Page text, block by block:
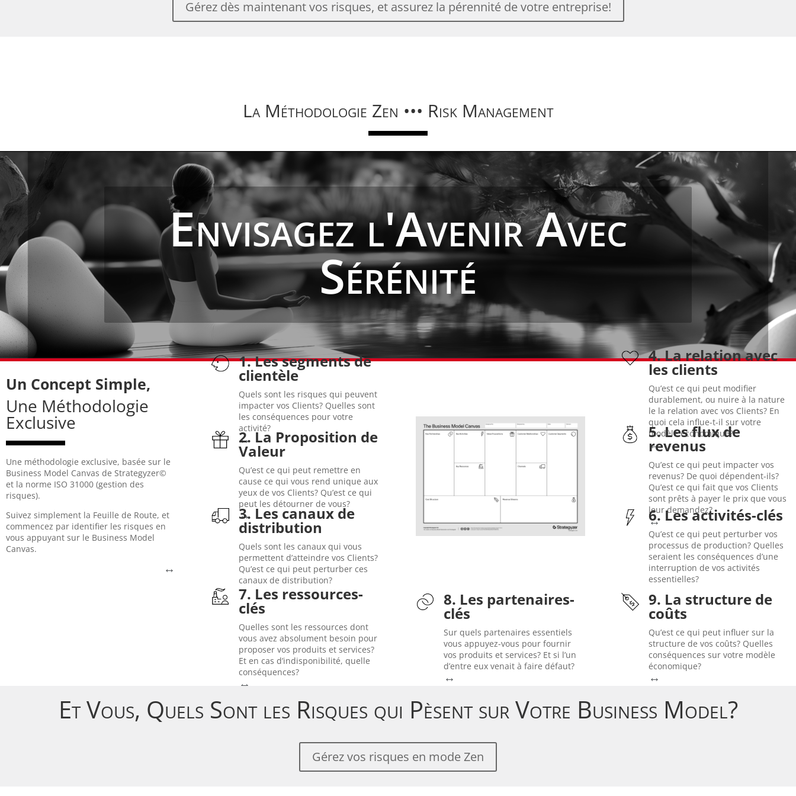
Gérez dès maintenant vos risques, et assurez la pérennité de votre entreprise!
La Méthodologie Zen ••• Risk Management
Envisagez l'Avenir Avec
Sérénité
Un Concept Simple,
Une Méthodologie
Exclusive
Une méthodologie exclusive, basée sur le
Business Model Canvas de Strategyzer©
et la norme ISO 31000 (gestion des
risques).
Suivez simplement la Feuille de Route, et
commencez par identifier les risques en
vous appuyant sur le Business Model
Canvas.
↔
Canvas
Au cœur de la méthode: le Business
Le Business Model Canvas, c’est la
représentation graphique du modèle
économique de l’entreprise, divisé en 9
modèle de gestion des risques: qu’est
ce qui peut impacter nos segments de
clientèle (bloc 1)? Que se passerait-il si
un fournisseur critique nous faisait
défaut (bloc 8)?
1. Les segments de
clientèle
Quels sont les risques qui peuvent
impacter vos Clients? Quelles sont
les conséquences pour votre
activité?
↔
En 2021, la pénurie mondiale de
semi-conducteurs affecte
Arcelor-Mittal, qui pourtant n’est
pas directement concernée.
Mais, exposée à hauteur de 20-
30% au secteur automobile, elle
subit une baisse importante des
commandes d’acier de leur part.
2. La Proposition de
Valeur
Qu’est ce qui peut remettre en
cause ce qui vous rend unique aux
yeux de vos Clients? Qu’est ce qui
peut les détourner de vous?
↔
Netflix, Uber, Spotify, Nespresso,
… les exemples sont légions de
ces sociétés qui ont bousculé la
proposition de valeur des
entreprises traditionnelles.
Alors, qui sera le prochain Uber
de votre secteur d’activité?
3. Les canaux de
distribution
Quels sont les canaux qui vous
permettent d’atteindre vos Clients?
Qu’est ce qui peut perturber ces
canaux de distribution?
↔Crocs s’était fortement
développé au Japon via un
distributeur tiers. En 2007, le
distributeur japonais a connu
des problèmes financiers et
logistiques importants, ce qui a
entraîné une chute brutale des
ventes dans la région.
4. La relation avec
les clients
Qu’est ce qui peut modifier
durablement, ou nuire à la nature
le la relation avec vos Clients? En
quoi cela influe-t-il sur votre
modèle économique?
↔
EasyJet a réinventé la relation
passagers: de service haut-de-
gamme personnalisé à un quasi
self-service (billeterie en ligne,
enregistrement en ligne, dépôt
des bagages aux bornes…). Avec
à la clé des prix bien plus
avantageux…
5. Les flux de
revenus
Qu’est ce qui peut impacter vos
revenus? De quoi dépendent-ils?
Qu’est ce qui fait que vos Clients
sont prêts à payer le prix que vous
leur demandez?
↔Dans les années 1990–2000,
WinZip était un utilitaire payant
incontournable pour compresser
des fichiers. Dès 2001, Microsoft
a intégré gratuitement cette
fonctionnalité dans Windows. Le
marché de WinZip s’est effondré,
ses revenus réduits à néant
6. Les activités-clés
Qu’est ce qui peut perturber vos
processus de production? Quelles
seraient les conséquences d’une
interruption de vos activités
essentielles?
exceptionnelles affectent la
région de Valence, en Espagne.
Les opérations de nombreuses
entreprises sont interrompues,
ou tout au moins gravement
perturbées. Certaines ne s’en
relèveront pas.
7. Les ressources-
clés
Quelles sont les ressources dont
vous avez absolument besoin pour
proposer vos produits et services?
Et en cas d’indisponibilité, quelle
conséquences?
↔
En 2010, le volcan islandais
Eyjafjallajökull entre en éruption
et perturbe le transport aérien
pendant plusieurs semaines…
privant des entreprises de
certains de leurs employés-clés,
retenus à l’étranger 8. Les partenaires-
clés
Sur quels partenaires essentiels
vous appuyez-vous pour fournir
vos produits et services? Et si l’un
d’entre eux venait à faire défaut?
↔
En 2009, General Motors se voit
contraint de racheter un de ses
fournisseurs critiques de pièces
détachées, en procédure de
faillite (U.S. Chapter 11) depuis…
2005!
9. La structure de
coûts
Qu’est ce qui peut influer sur la
structure de vos coûts? Quelles
conséquences sur votre modèle
économique?
↔En 2022, le déclenchement de la
guerre en Ukraine font craindre
un blackout généralisé en
Europe. Les prix de l’énergie
s’envolent, les coûts pour les
entreprises consommatrices
également… toutes choses
égales par ailleurs!
Et Vous, Quels Sont les Risques qui Pèsent sur Votre Business Model?
Gérez vos risques en mode Zen